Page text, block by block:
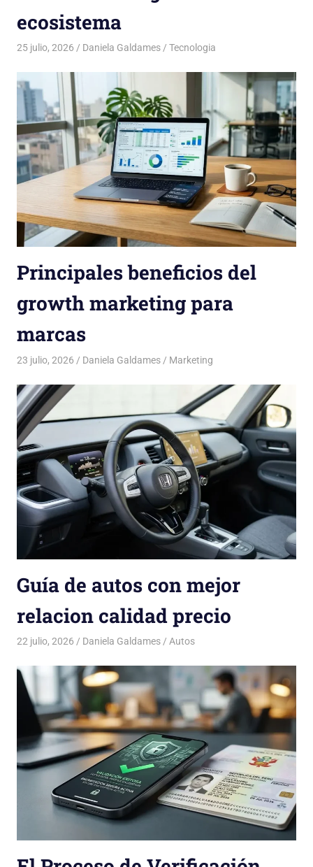
ecosistema
25 julio, 2026 Daniela Galdames Tecnologia
Principales beneficios del
growth marketing para
marcas
23 julio, 2026 Daniela Galdames Marketing
Guía de autos con mejor
relacion calidad precio
22 julio, 2026 Daniela Galdames Autos